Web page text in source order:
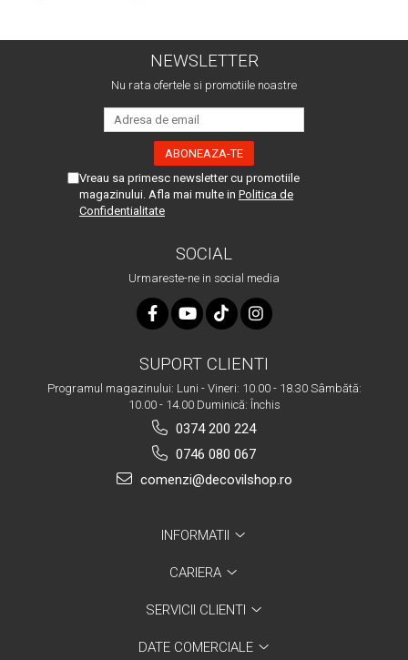
NEWSLETTER
Nu rata ofertele si promotiile noastre
Vreau sa primesc newsletter cu promotiile
magazinului. Afla mai multe in Politica de
Confidentialitate
SOCIAL
Urmareste-ne in social media
SUPORT CLIENTI
Programul magazinului: Luni - Vineri: 10.00 - 18.30 Sâmbătă:
10.00 - 14.00 Duminică: Închis
0374 200 224
0746 080 067
comenzi@decovilshop.ro
INFORMATII
CARIERA
SERVICII CLIENTI
DATE COMERCIALE